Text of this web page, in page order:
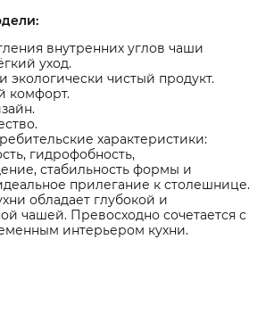
внутренних углов чаши
уход.
экологически чистый продукт.
комфорт.
характеристики:
гидрофобность,
стабильность формы и
прилегание к столешнице.
обладает глубокой и
чашей. Превосходно сочетается с
интерьером кухни.